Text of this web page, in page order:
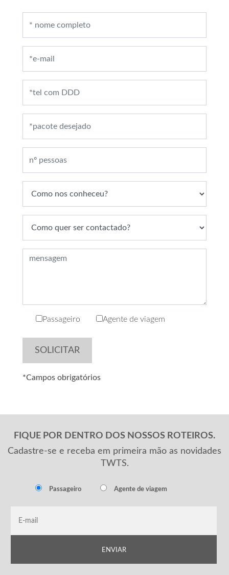
Passageiro Agente de viagem
*Campos obrigatórios
FIQUE POR DENTRO DOS NOSSOS ROTEIROS.
Cadastre-se e receba em primeira mão as novidades
TWTS.
Passageiro Agente de viagem
ENVIAR